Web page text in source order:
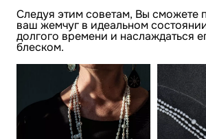
Следуя этим советам, Вы сможете
ваш жемчуг в идеальном
долгого времени и наслаждаться
блеском.